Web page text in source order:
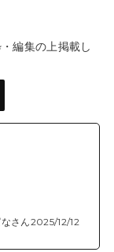
編集の上掲載し
さん2025/12/12